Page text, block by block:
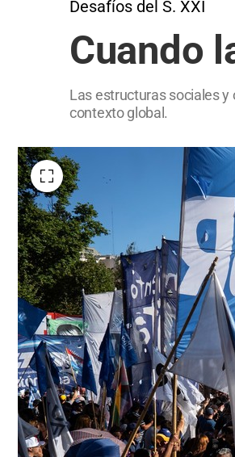
Desafíos del S. XXI
Cuando
Las estructuras sociales
contexto global.